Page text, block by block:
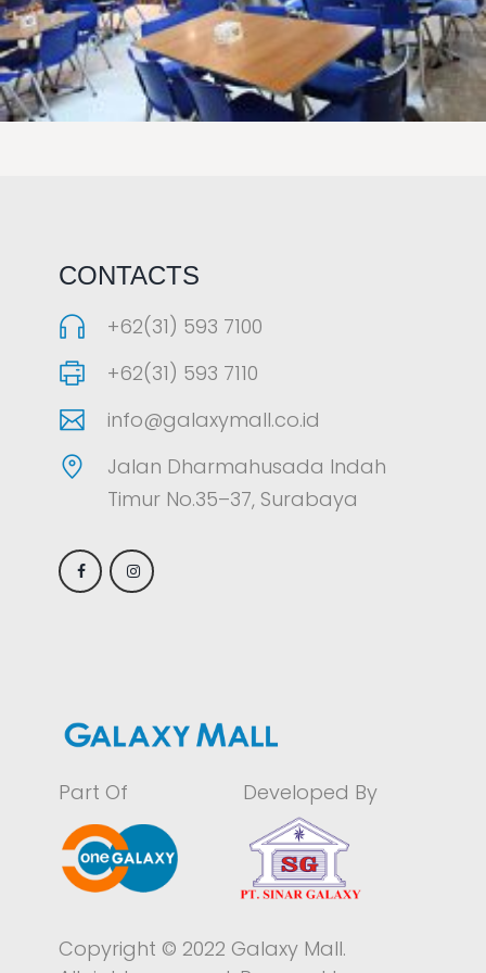
CONTACTS
+62(31) 593 7100
+62(31) 593 7110
info@galaxymall.co.id
Jalan Dharmahusada Indah
Timur No.35–37, Surabaya
Part Of Developed By
Copyright © 2022 Galaxy Mall.